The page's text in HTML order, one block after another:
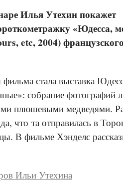
Илья Утехин покажет
«Юдесса,
etc, 2004)
стала выставка
собрание фотографий
плюшевыми медведями.
что та отправилась в
В фильме Хэнделс
Ильи Утехина